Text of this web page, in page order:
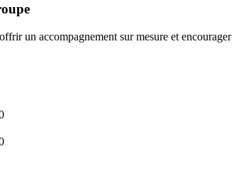
un accompagnement sur mesure et encourager